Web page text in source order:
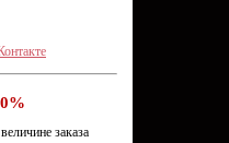
заказа